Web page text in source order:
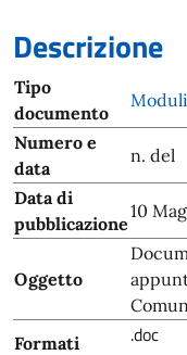
Descrizione
Tipo
documento
Numero e
data
n. del
Data di
pubblicazione
10
Oggetto
Formati
.doc